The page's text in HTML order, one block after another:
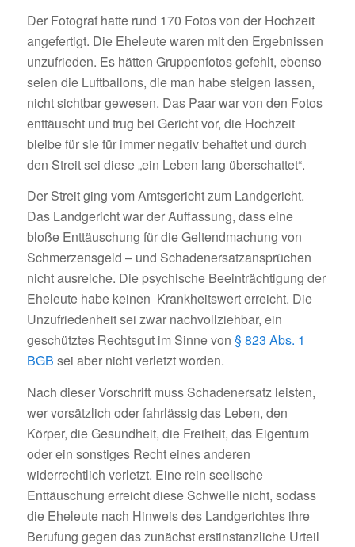
Der Fotograf hatte rund 170 Fotos von der Hochzeit
angefertigt. Die Eheleute waren mit den Ergebnissen
unzufrieden. Es hätten Gruppenfotos gefehlt, ebenso
seien die Luftballons, die man habe steigen lassen,
nicht sichtbar gewesen. Das Paar war von den Fotos
enttäuscht und trug bei Gericht vor, die Hochzeit
bleibe für sie für immer negativ behaftet und durch
den Streit sei diese „ein Leben lang überschattet“.
Der Streit ging vom Amtsgericht zum Landgericht.
Das Landgericht war der Auffassung, dass eine
bloße Enttäuschung für die Geltendmachung von
Schmerzensgeld – und Schadenersatzansprüchen
nicht ausreiche. Die psychische Beeinträchtigung der
Eheleute habe keinen Krankheitswert erreicht. Die
Unzufriedenheit sei zwar nachvollziehbar, ein
geschütztes Rechtsgut im Sinne von § 823 Abs. 1
BGB sei aber nicht verletzt worden.
Nach dieser Vorschrift muss Schadenersatz leisten,
wer vorsätzlich oder fahrlässig das Leben, den
Körper, die Gesundheit, die Freiheit, das Eigentum
oder ein sonstiges Recht eines anderen
widerrechtlich verletzt. Eine rein seelische
Enttäuschung erreicht diese Schwelle nicht, sodass
die Eheleute nach Hinweis des Landgerichtes ihre
Berufung gegen das zunächst erstinstanzliche Urteil